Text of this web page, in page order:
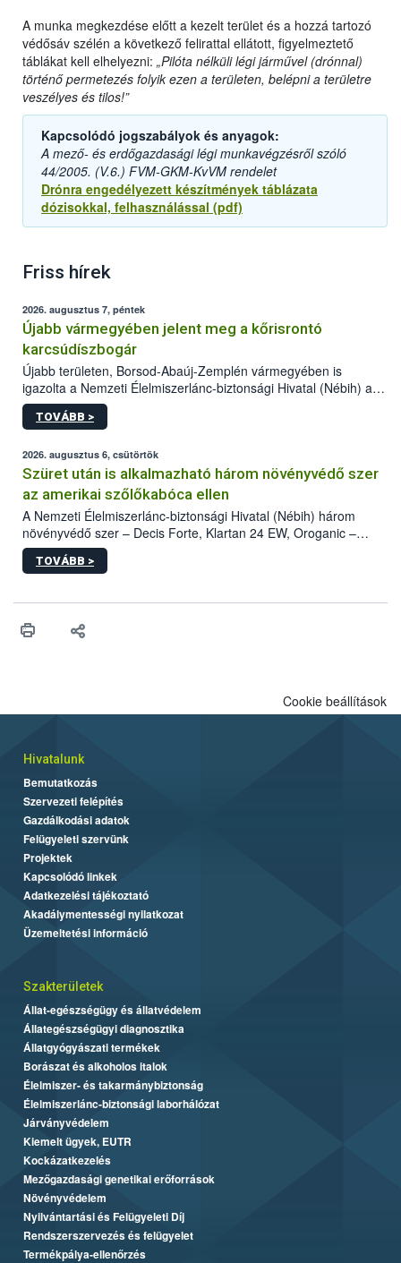
A munka megkezdése előtt a kezelt terület és a hozzá tartozó
védősáv szélén a következő felirattal ellátott, figyelmeztető
táblákat kell elhelyezni: „Pilóta nélküli légi járművel (drónnal)
történő permetezés folyik ezen a területen, belépni a területre
veszélyes és tilos!”
Kapcsolódó jogszabályok és anyagok:
A mező- és erdőgazdasági légi munkavégzésről szóló
44/2005. (V.6.) FVM-GKM-KvVM rendelet
Drónra engedélyezett készítmények táblázata
dózisokkal, felhasználással (pdf)
Friss hírek
2026. augusztus 7, péntek
Újabb vármegyében jelent meg a kőrisrontó
karcsúdíszbogár
Újabb területen, Borsod-Abaúj-Zemplén vármegyében is
igazolta a Nemzeti Élelmiszerlánc-biztonsági Hivatal (Nébih) a
kőrisrontó karcsúdíszbogár (Agrilus planipennis) jelenlétét. A
kártevőt nem csak színcsapdában találták meg, de már fertőzött
az intenzív felderítést, emellett az intézkedéseket a szlovák
hatósággal is összehangolják a terjedés megállítása érdekében.
TOVÁBB >
2026. augusztus 6, csütörtök
Szüret után is alkalmazható három növényvédő szer
az amerikai szőlőkabóca ellen
A Nemzeti Élelmiszerlánc-biztonsági Hivatal (Nébih) három
növényvédő szer – Decis Forte, Klartan 24 EW, Oroganic –
engedélyokiratát módosította, így azok a szüretet követően,
egészen a vesszőérettség (BBCH 91) stádiumáig
érésű szőlőkben is legyen lehetőség a károsító elleni további
felhasználók számára is elérhető és ökológiai termesztésben is
TOVÁBB >
Cookie beállítások
Hivatalunk
Bemutatkozás
Szervezeti felépítés
Gazdálkodási adatok
Felügyeleti szervünk
Projektek
Kapcsolódó linkek
Adatkezelési tájékoztató
Akadálymentességi nyilatkozat
Üzemeltetési információ
Szakterületek
Állat-egészségügy és állatvédelem
Állategészségügyi diagnosztika
Állatgyógyászati termékek
Borászat és alkoholos italok
Élelmiszer- és takarmánybiztonság
Élelmiszerlánc-biztonsági laborhálózat
Járványvédelem
Kiemelt ügyek, EUTR
Kockázatkezelés
Mezőgazdasági genetikai erőforrások
Növényvédelem
Nyilvántartási és Felügyeleti Díj
Rendszerszervezés és felügyelet
Termékpálya-ellenőrzés